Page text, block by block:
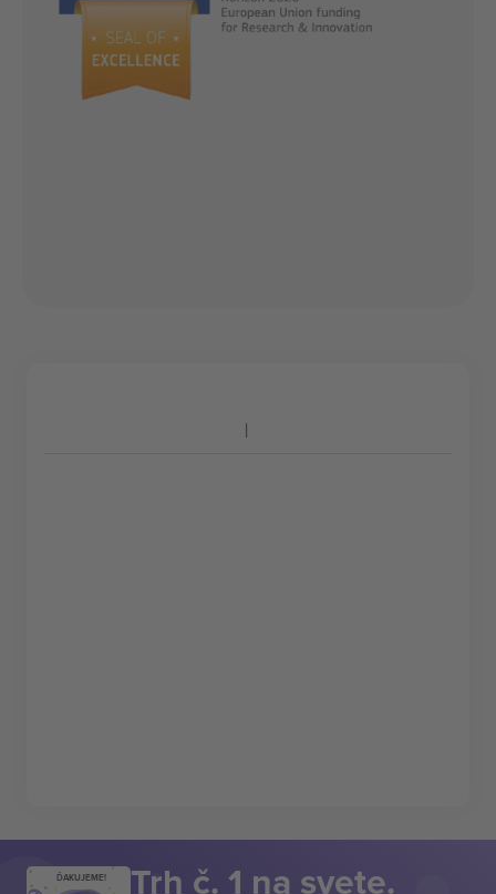
ĎAKUJEME! Trh č. 1 na svete.